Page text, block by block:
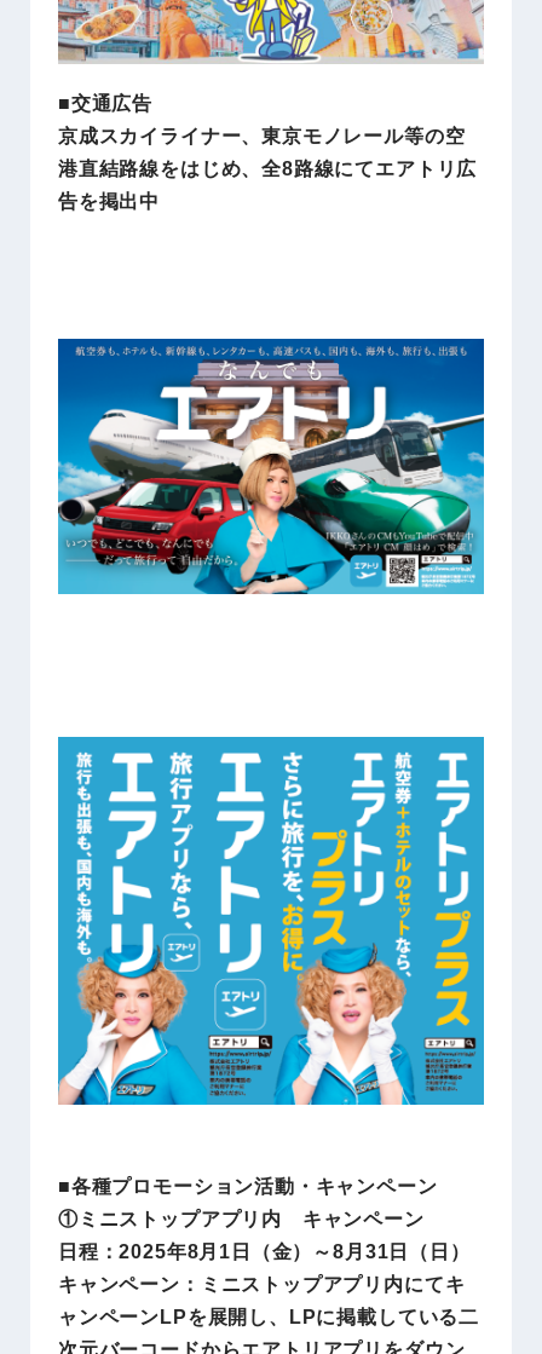
■交通広告
京成スカイライナー、東京モノレール等の空
港直結路線をはじめ、全8路線にてエアトリ広
告を掲出中
■各種プロモーション活動・キャンペーン
①ミニストップアプリ内 キャンペーン
日程：2025年8月1日（金）～8月31日（日）
キャンペーン：ミニストップアプリ内にてキ
ャンペーンLPを展開し、LPに掲載している二
次元バーコードからエアトリアプリをダウン